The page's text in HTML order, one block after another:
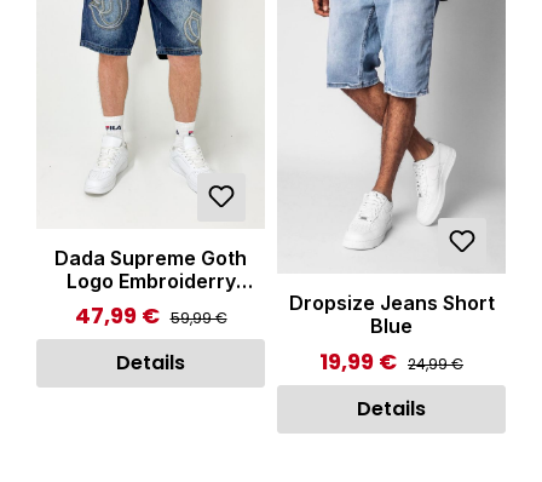
Dada Supreme Goth
Logo Embroiderry
Jeans Shorts Intense
Blue Wash
Verkaufspreis:
47,99 € Regulärer Preis:
59,99 €
Details
Dropsize Jeans Short
Blue
Verkaufspreis:
19,99 € Regulärer Preis:
24,99 €
Details